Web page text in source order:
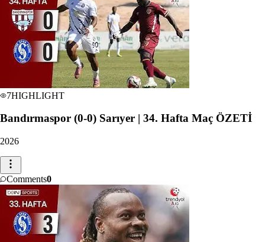
7HIGHLIGHT
Bandırmaspor (0-0) Sarıyer | 34. Hafta Maç ÖZETİ
2026
Comments0